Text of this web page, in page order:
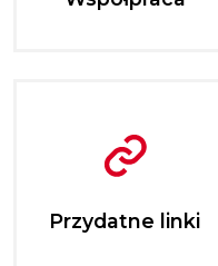
Przydatne linki